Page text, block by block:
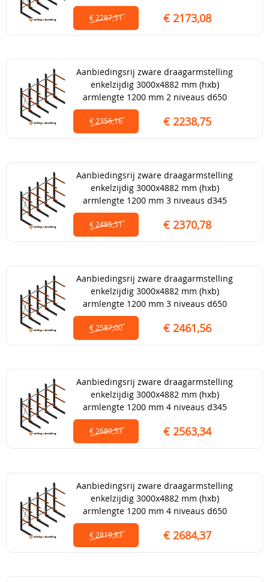
€ 2287,51 € 2173,08
Aanbiedingsrij zware draagarmstelling
enkelzijdig 3000x4882 mm (hxb)
armlengte 1200 mm 2 niveaus d650
€ 2356,16 € 2238,75
Aanbiedingsrij zware draagarmstelling
enkelzijdig 3000x4882 mm (hxb)
armlengte 1200 mm 3 niveaus d345
€ 2485,51 € 2370,78
Aanbiedingsrij zware draagarmstelling
enkelzijdig 3000x4882 mm (hxb)
armlengte 1200 mm 3 niveaus d650
€ 2587,00 € 2461,56
Aanbiedingsrij zware draagarmstelling
enkelzijdig 3000x4882 mm (hxb)
armlengte 1200 mm 4 niveaus d345
€ 2680,53 € 2563,34
Aanbiedingsrij zware draagarmstelling
enkelzijdig 3000x4882 mm (hxb)
armlengte 1200 mm 4 niveaus d650
€ 2819,83 € 2684,37